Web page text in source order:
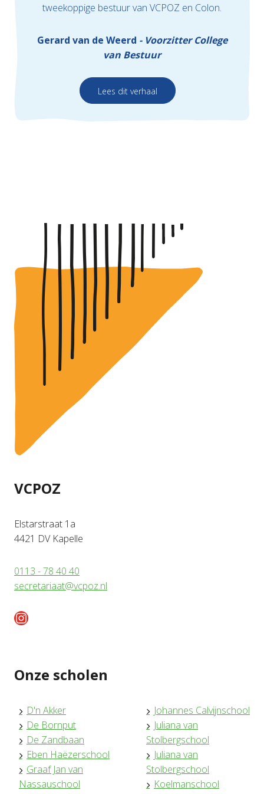
tweekoppige bestuur van VCPOZ en Colon.
Gerard van de Weerd
Voorzitter College
van Bestuur
Lees dit verhaal
VCPOZ
Elstarstraat 1a
4421 DV Kapelle
0113 - 78 40 40
secretariaat@vcpoz.nl
Instagram
Onze scholen
D'n Akker
De Bornput
De Zandbaan
Eben Haëzerschool
Graaf Jan van
Nassauschool
Johannes Calvijnschool
Juliana van
Stolbergschool
Juliana van
Stolbergschool
Koelmanschool